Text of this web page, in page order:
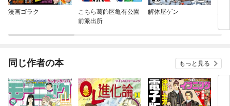
漫画ゴラク
こちら葛飾区亀有公園
前派出所
解体屋ゲン
同じ作者の本 もっと見る